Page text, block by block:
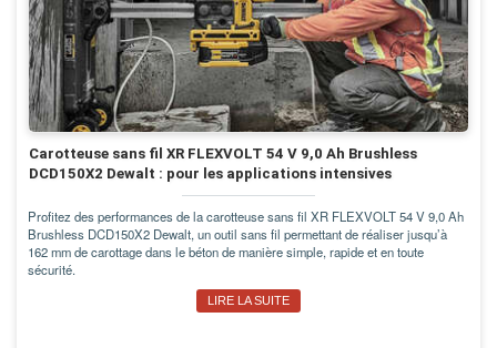
Carotteuse sans fil XR FLEXVOLT 54 V 9,0 Ah Brushless
DCD150X2 Dewalt : pour les applications intensives
Profitez des performances de la carotteuse sans fil XR FLEXVOLT 54 V 9,0 Ah
Brushless DCD150X2 Dewalt, un outil sans fil permettant de réaliser jusqu’à
162 mm de carottage dans le béton de manière simple, rapide et en toute
sécurité.
LIRE LA SUITE